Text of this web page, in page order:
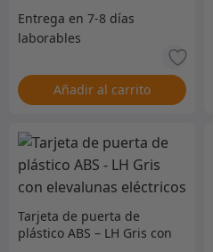
Añadir al carrito
Tarjeta de puerta de
plástico ABS – LH Gris con